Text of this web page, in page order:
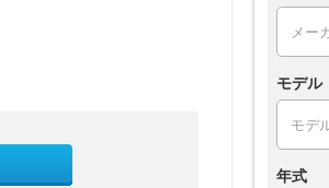
モデル
年式